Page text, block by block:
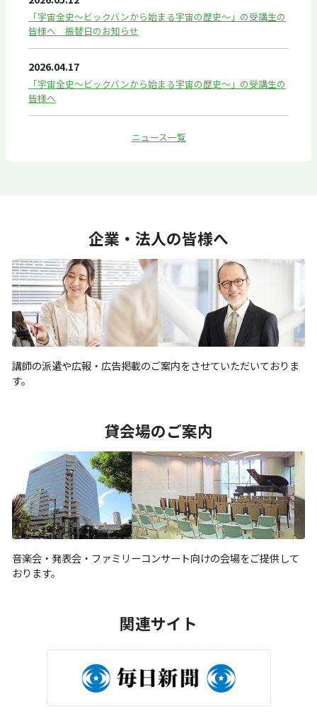
「宇宙全史～ビックバンから始まる宇宙の歴史～」の受講生の
皆様へ 振替日のお知らせ
2026.04.17
「宇宙全史～ビックバンから始まる宇宙の歴史～」の受講生の
皆様へ
ニュース一覧
企業・法人の皆様へ
講師の派遣や広報・広告掲載のご案内をさせていただいておりま
す。
貸会場のご案内
音楽会・発表会・ファミリーコンサート向けの会場をご提供して
おります。
関連サイト